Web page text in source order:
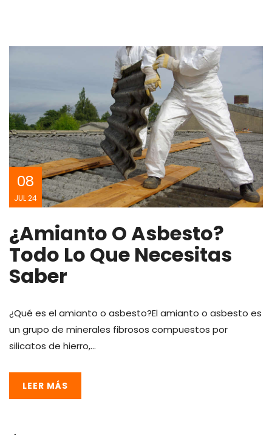
08
JUL 24
¿Amianto O Asbesto?
Todo Lo Que Necesitas
Saber
¿Qué es el amianto o asbesto?El amianto o asbesto es
un grupo de minerales fibrosos compuestos por
silicatos de hierro,…
LEER MÁS